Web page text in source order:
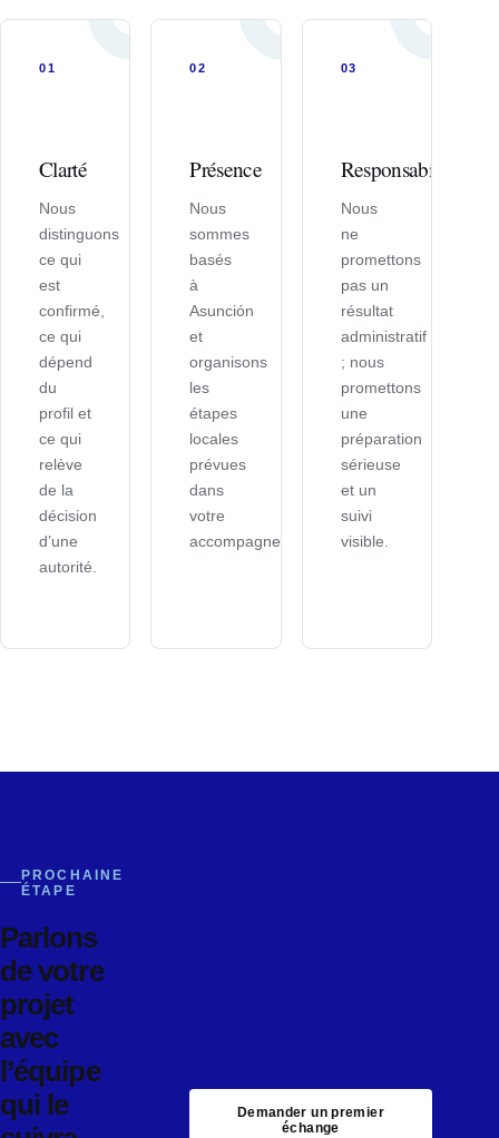
01
Clarté
Nous
distinguons
ce qui
est
confirmé,
ce qui
dépend
du
profil et
ce qui
relève
de la
décision
d’une
autorité.
02
Présence
Nous
sommes
basés
à
Asunción
et
organisons
les
étapes
locales
prévues
dans
votre
accompagnement.
03
Responsabilité
Nous
ne
promettons
pas un
résultat
administratif
; nous
promettons
une
préparation
sérieuse
et un
suivi
visible.
PROCHAINE
ÉTAPE
Parlons
de votre
projet
avec
l’équipe
qui le
Demander un premier
échange